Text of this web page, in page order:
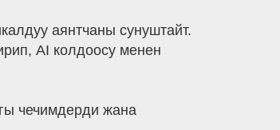
аянтчаны сунуштайт.
AI колдоосу менен
чечимдерди жана